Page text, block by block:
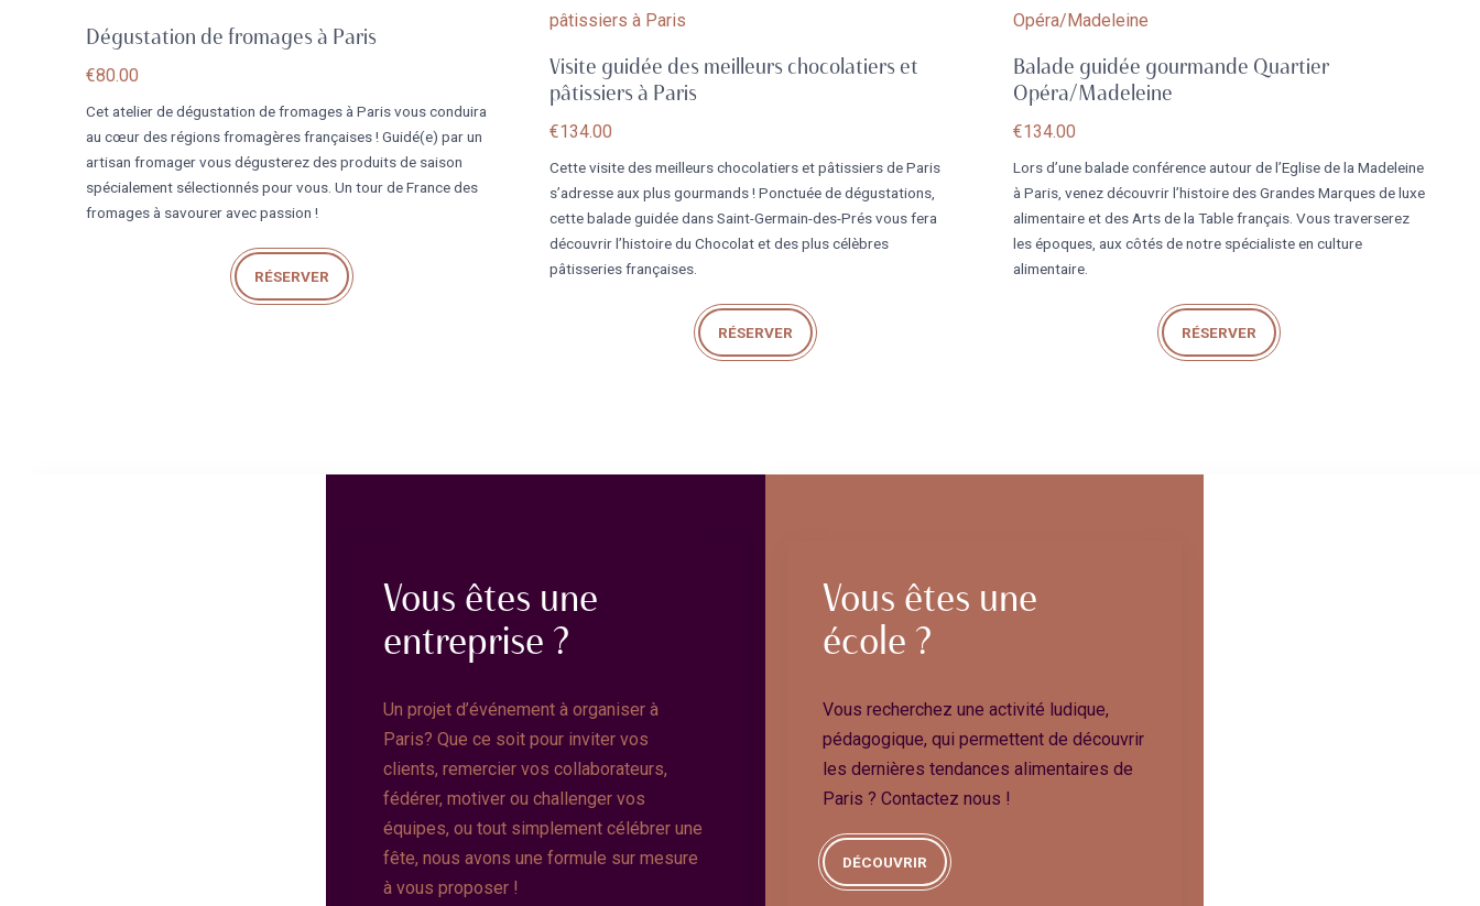
Dégustation de fromages à Paris
€80.00
Cet atelier de dégustation de fromages à Paris vous conduira
au cœur des régions fromagères françaises ! Guidé(e) par un
artisan fromager vous dégusterez des produits de saison
spécialement sélectionnés pour vous. Un tour de France des
fromages à savourer avec passion !
RÉSERVER
Visite guidée des meilleurs chocolatiers et
pâtissiers à Paris
€134.00
Cette visite des meilleurs chocolatiers et pâtissiers de Paris
s’adresse aux plus gourmands ! Ponctuée de dégustations,
cette balade guidée dans Saint-Germain-des-Prés vous fera
découvrir l’histoire du Chocolat et des plus célèbres
pâtisseries françaises.
RÉSERVER
Balade guidée gourmande Quartier
Opéra/Madeleine
€134.00
Lors d’une balade conférence autour de l’Eglise de la Madeleine
à Paris, venez découvrir l’histoire des Grandes Marques de luxe
alimentaire et des Arts de la Table français. Vous traverserez
les époques, aux côtés de notre spécialiste en culture
alimentaire.
RÉSERVER
Vous êtes une
entreprise ?
Un projet d’événement à organiser à
Paris? Que ce soit pour inviter vos
clients, remercier vos collaborateurs,
fédérer, motiver ou challenger vos
équipes, ou tout simplement célébrer une
fête, nous avons une formule sur mesure
à vous proposer !
Vous êtes une
école ?
Vous recherchez une activité ludique,
pédagogique, qui permettent de découvrir
les dernières tendances alimentaires de
Paris ? Contactez nous !
DÉCOUVRIR